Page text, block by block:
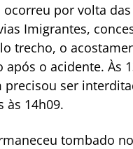
por volta das
Imigrantes,
trecho, o
o acidente. Às
precisou ser
às 14h09.
tombado